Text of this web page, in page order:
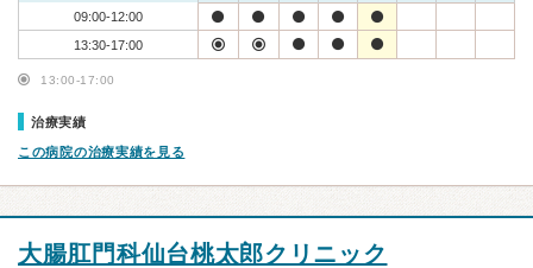
09:00-12:00
13:30-17:00
13:00-17:00
治療実績
この病院の治療実績を見る
大腸肛門科仙台桃太郎クリニック